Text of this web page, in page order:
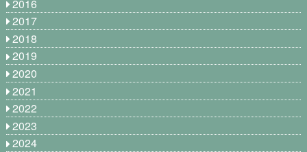
2016
2017
2018
2019
2020
2021
2022
2023
2024